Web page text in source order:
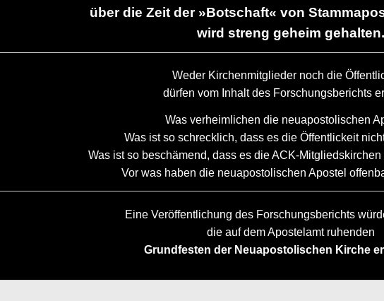
über die Zeit der »Botschaft« von
wird streng geheim gehalten.
Weder Kirchenmitglieder noch die
dürfen vom Inhalt des Forschungsberichts
Was verheimlichen die neuapostolischen
Was ist so schrecklich, dass es die Öffentlickeit
Was ist so beschämend, dass es die ACK-
Vor was haben die neuapostolischen Apostel
Eine Veröffentlichung des Forschungsberichts
die auf dem Apostelamt ruhenden
Grundfesten der Neuapostolischen Kirche